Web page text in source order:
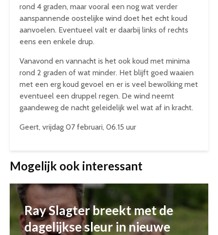
rond 4 graden, maar vooral een nog wat verder
aanspannende oostelijke wind doet het echt koud
aanvoelen. Eventueel valt er daarbij links of rechts
eens een enkele drup.
Vanavond en vannacht is het ook koud met minima
rond 2 graden of wat minder. Het blijft goed waaien
met een erg koud gevoel en er is veel bewolking met
eventueel een druppel regen. De wind neemt
gaandeweg de nacht geleidelijk wel wat af in kracht.
Geert, vrijdag 07 februari, 06.15 uur
Mogelijk ook interessant
Ray Slagter breekt met de
dagelijkse sleur in nieuwe